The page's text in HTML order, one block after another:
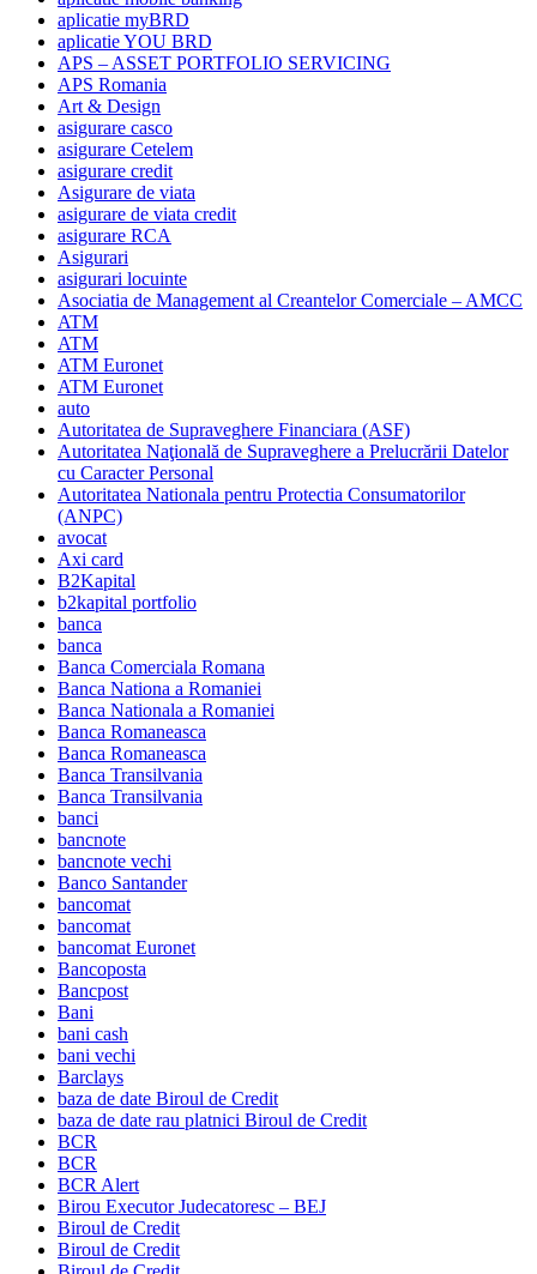
aplicatie myBRD
aplicatie YOU BRD
APS – ASSET PORTFOLIO SERVICING
APS Romania
Art & Design
asigurare casco
asigurare Cetelem
asigurare credit
Asigurare de viata
asigurare de viata credit
asigurare RCA
Asigurari
asigurari locuinte
Asociatia de Management al Creantelor Comerciale – AMCC
ATM
ATM
ATM Euronet
ATM Euronet
auto
Autoritatea de Supraveghere Financiara (ASF)
Autoritatea Naţională de Supraveghere a Prelucrării Datelor
cu Caracter Personal
Autoritatea Nationala pentru Protectia Consumatorilor
(ANPC)
avocat
Axi card
B2Kapital
b2kapital portfolio
banca
banca
Banca Comerciala Romana
Banca Nationa a Romaniei
Banca Nationala a Romaniei
Banca Romaneasca
Banca Romaneasca
Banca Transilvania
Banca Transilvania
banci
bancnote
bancnote vechi
Banco Santander
bancomat
bancomat
bancomat Euronet
Bancoposta
Bancpost
Bani
bani cash
bani vechi
Barclays
baza de date Biroul de Credit
baza de date rau platnici Biroul de Credit
BCR
BCR
BCR Alert
Birou Executor Judecatoresc – BEJ
Biroul de Credit
Biroul de Credit